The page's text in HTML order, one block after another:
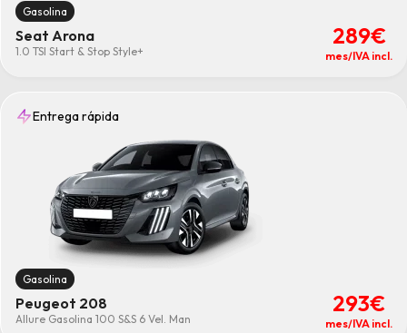
Gasolina
Seat Arona
1.0 TSI Start & Stop Style+
289€
mes/IVA incl.
Entrega rápida
Gasolina
Peugeot 208
Allure Gasolina 100 S&S 6 Vel. Man
293€
mes/IVA incl.